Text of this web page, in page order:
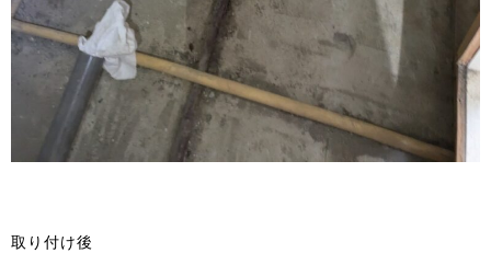
取り付け後